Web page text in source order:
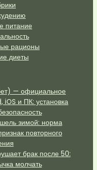
питание
рационы
диеты
— официальное
и ПК: установка
зимой: норма
повторного
брак после 50:
молчать